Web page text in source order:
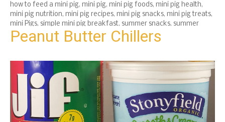
how to feed a mini pig, mini pig, mini pig foods, mini pig health,
mini pig nutrition, mini pig recipes, mini pig snacks, mini pig treats,
mini Pigs, simple mini pig breakfast, summer snacks, summer
treats
Peanut Butter Chillers